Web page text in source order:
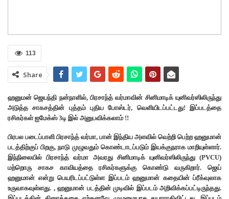
113
Share
ஹனுமன் ஜெயந்தி நன்நாளில், பிரசாந்த் வர்மாவின் சினிமாடிக் யுனிவர்ஸிலிருந்து
அடுத்த சாகசத்தின் புத்தம் புதிய போஸ்டர், வெளியிடப்பட்டது! இப்படத்தை
ரசிகர்கள் ஐமேக்ஸ் 3டி இல் அனுபவிக்கலாம் !!
பிரபல படைப்பாளி பிரசாந்த் வர்மா, பான் இந்திய அளவில் வெற்றி பெற்ற ஹனுமான்
படத்திற்குப் பிறகு, நாடு முழுவதும் கொண்டாடப்படும் இயக்குநராக மாறியுள்ளார்.
இந்நிலையில் பிரசாந்த் வர்மா அவரது சினிமாடிக் யுனிவர்ஸிலிருந்து (PVCU)
மற்றொரு சாகச காவியத்தை ரசிகர்களுக்கு கொண்டு வருகிறார். ஜெய்
ஹனுமான் என்று பெயரிடப்பட்டுள்ள இப்படம் ஹனுமான் கதையின் ப்ரீக்வுலாக
உருவாகவுள்ளது. , ஹனுமான் படத்தின் முடிவில் இப்படம் அறிவிக்கப்பட்டிருந்தது.